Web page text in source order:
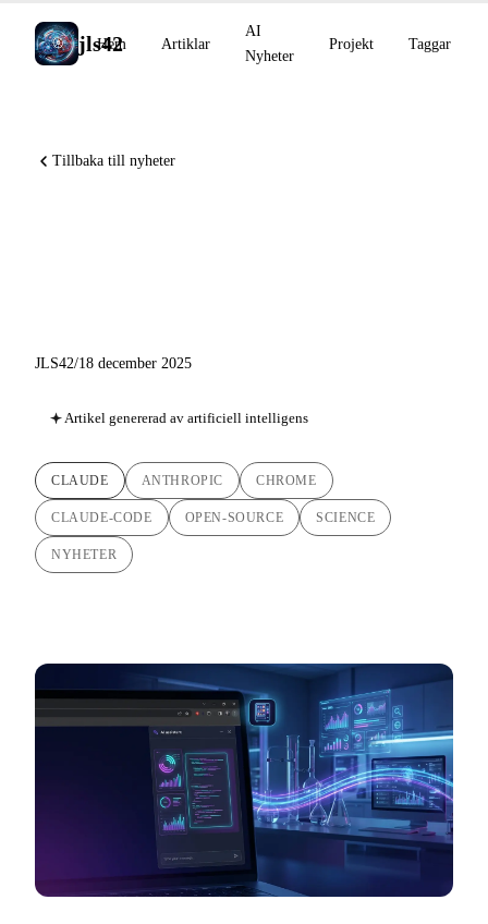
jls42
Hem Artiklar
AI
Nyheter
Projekt Taggar
Tillbaka till nyheter
JLS42/18 december 2025
Artikel genererad av artificiell intelligens
CLAUDE ANTHROPIC CHROME
CLAUDE-CODE OPEN-SOURCE SCIENCE
NYHETER